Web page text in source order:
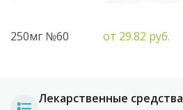
250мг №60 от 29.82 руб.
Лекарственные средства